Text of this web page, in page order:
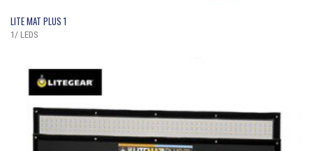
LITE MAT PLUS 1
1/ LEDS